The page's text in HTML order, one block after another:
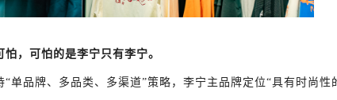
，可怕的是李宁只有李宁。
单品牌、多品类、多渠道”策略，李宁主品牌定位“具有时尚性